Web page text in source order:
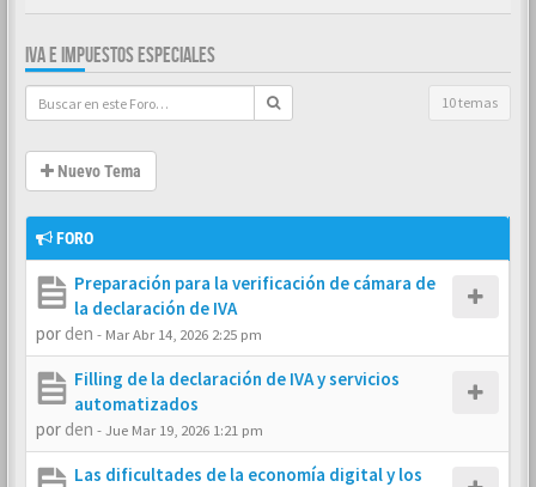
IVA E IMPUESTOS ESPECIALES
10 temas
Nuevo Tema
FORO
Preparación para la verificación de cámara de
la declaración de IVA
por den - Mar Abr 14, 2026 2:25 pm
Filling de la declaración de IVA y servicios
automatizados
por den -Jue Mar 19, 2026 1:21 pm
Las dificultades de la economía digital y los